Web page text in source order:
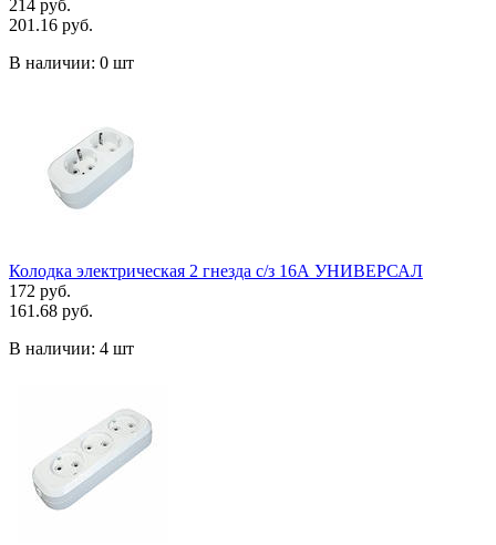
214 руб.
201.16 руб.
В наличии: 0 шт
Колодка электрическая 2 гнезда с/з 16А УНИВЕРСАЛ
172 руб.
161.68 руб.
В наличии: 4 шт